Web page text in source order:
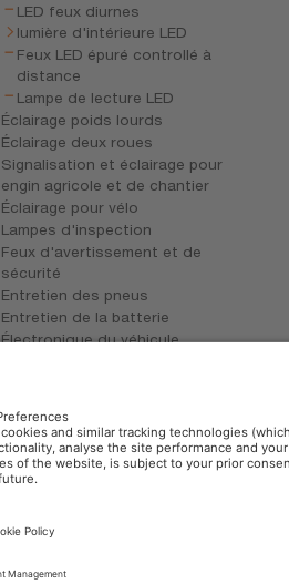
LED feux diurnes
lumière d'intérieure LED
Feux LED épuré controllé à
distance
Lampe de lecture LED
Éclairage poids lourds
Éclairage deux roues
Signalisation et éclairage pour
engin agricole et de chantier
Éclairage pour vélo
Lampes d'inspection
Feux d'avertissement et de
sécurité
Entretien des pneus
Entretien de la batterie
Électronique du véhicule